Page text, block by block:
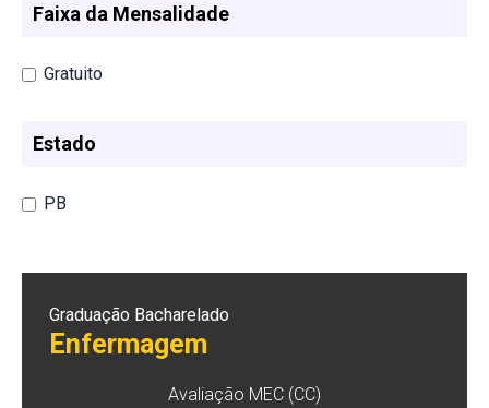
Faixa da Mensalidade
Gratuito
Estado
PB
Graduação Bacharelado
Enfermagem
Avaliação MEC (CC)